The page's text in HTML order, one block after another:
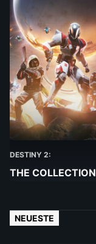
DESTINY 2:
THE COLLECTION
NEUESTE